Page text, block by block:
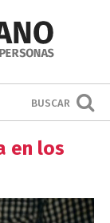
BUSCAR
en los